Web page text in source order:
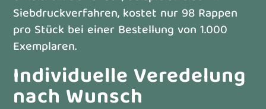
Siebdruckverfahren, kostet nur 98 Rappen
pro Stück bei einer Bestellung von 1.000
Exemplaren.
Individuelle Veredelung
nach Wunsch